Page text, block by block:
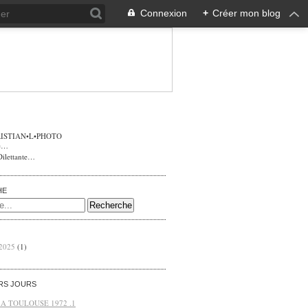
Connexion + Créer mon blog
(1)
JOURS
TOULOUSE 1972 .1